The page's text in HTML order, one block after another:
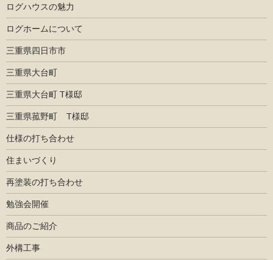
ログハウスの魅力
ログホームについて
三重県四日市市
三重県大台町
三重県大台町 T様邸
三重県菰野町 T様邸
仕様の打ち合わせ
住まいづくり
再塗装の打ち合わせ
勉強会開催
商品のご紹介
外構工事